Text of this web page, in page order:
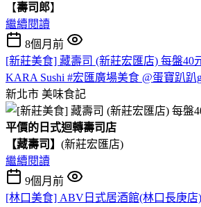
【壽司郎】
繼續閱讀
8個月前
[新莊美食] 藏壽司 (新莊宏匯店) 每盤40
KARA Sushi #宏匯廣場美食 @蛋寶趴趴
新北市 美味食記
平價的日式迴轉壽司店
【藏壽司】 (新莊宏匯店)
繼續閱讀
9個月前
[林口美食] ABV日式居酒館(林口長庚店